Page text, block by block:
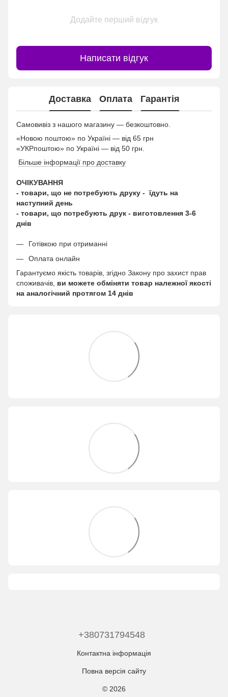
Додайте перший відгук
Написати відгук
Доставка Оплата Гарантія
Самовивіз з нашого магазину — безкоштовно.
«Новою поштою» по Україні — від 65 грн
«УКРпоштою» по Україні — від 50 грн.
Більше інформації про доставку
ОЧІКУВАННЯ
- товари, що не потребують друку - їдуть на
наступний день
- товари, що потребують друк - виготовлення 3-6
днів
Готівкою при отриманні
Оплата онлайн
Гарантуємо якість товарів, згідно Закону про захист прав
споживачів, ви можете обміняти товар належної якості
на аналогічний протягом 14 днів
+380731794548
Контактна інформація
Повна версія сайту
© 2026